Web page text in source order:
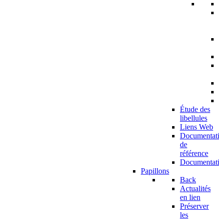
Étude des
libellules
Liens Web
de
référence
Papillons
Back
Actualités
en lien
Préserver
les